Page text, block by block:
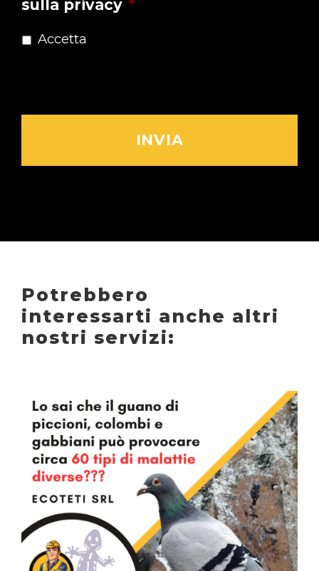
sulla privacy *
Accetta
Potrebbero
interessarti anche altri
nostri servizi: